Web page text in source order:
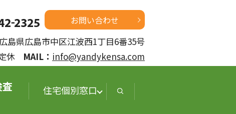
お問い合わせ
島県広島市中区江波西1丁目6番35号
休 MAIL： info@yandykensa.com
住宅個別窓口